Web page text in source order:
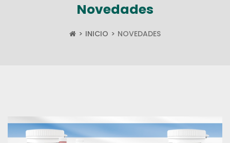
Novedades
INICIO NOVEDADES